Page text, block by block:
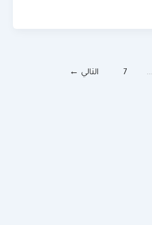
…
7 التالي ←